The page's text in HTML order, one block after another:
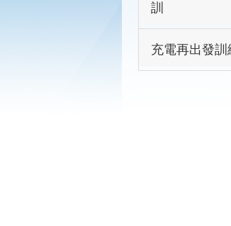
訓
充電再出發訓